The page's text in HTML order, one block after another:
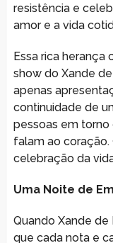
resistência e
amor e a vida
Essa rica
show do Xande
apenas
continuidade de
pessoas em
falam ao coração.
celebração da
Uma Noite de
Quando Xande
que cada nota e